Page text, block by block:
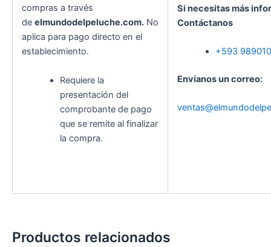
compras a través
de elmundodelpeluche.com.No
aplica para pago directo en el
establecimiento.
Requiere la
presentación del
comprobante de pago
que se remite al finalizar
la compra.
Si necesitas más
Contáctanos
+593
Envíanos un correo:
Productos relacionados